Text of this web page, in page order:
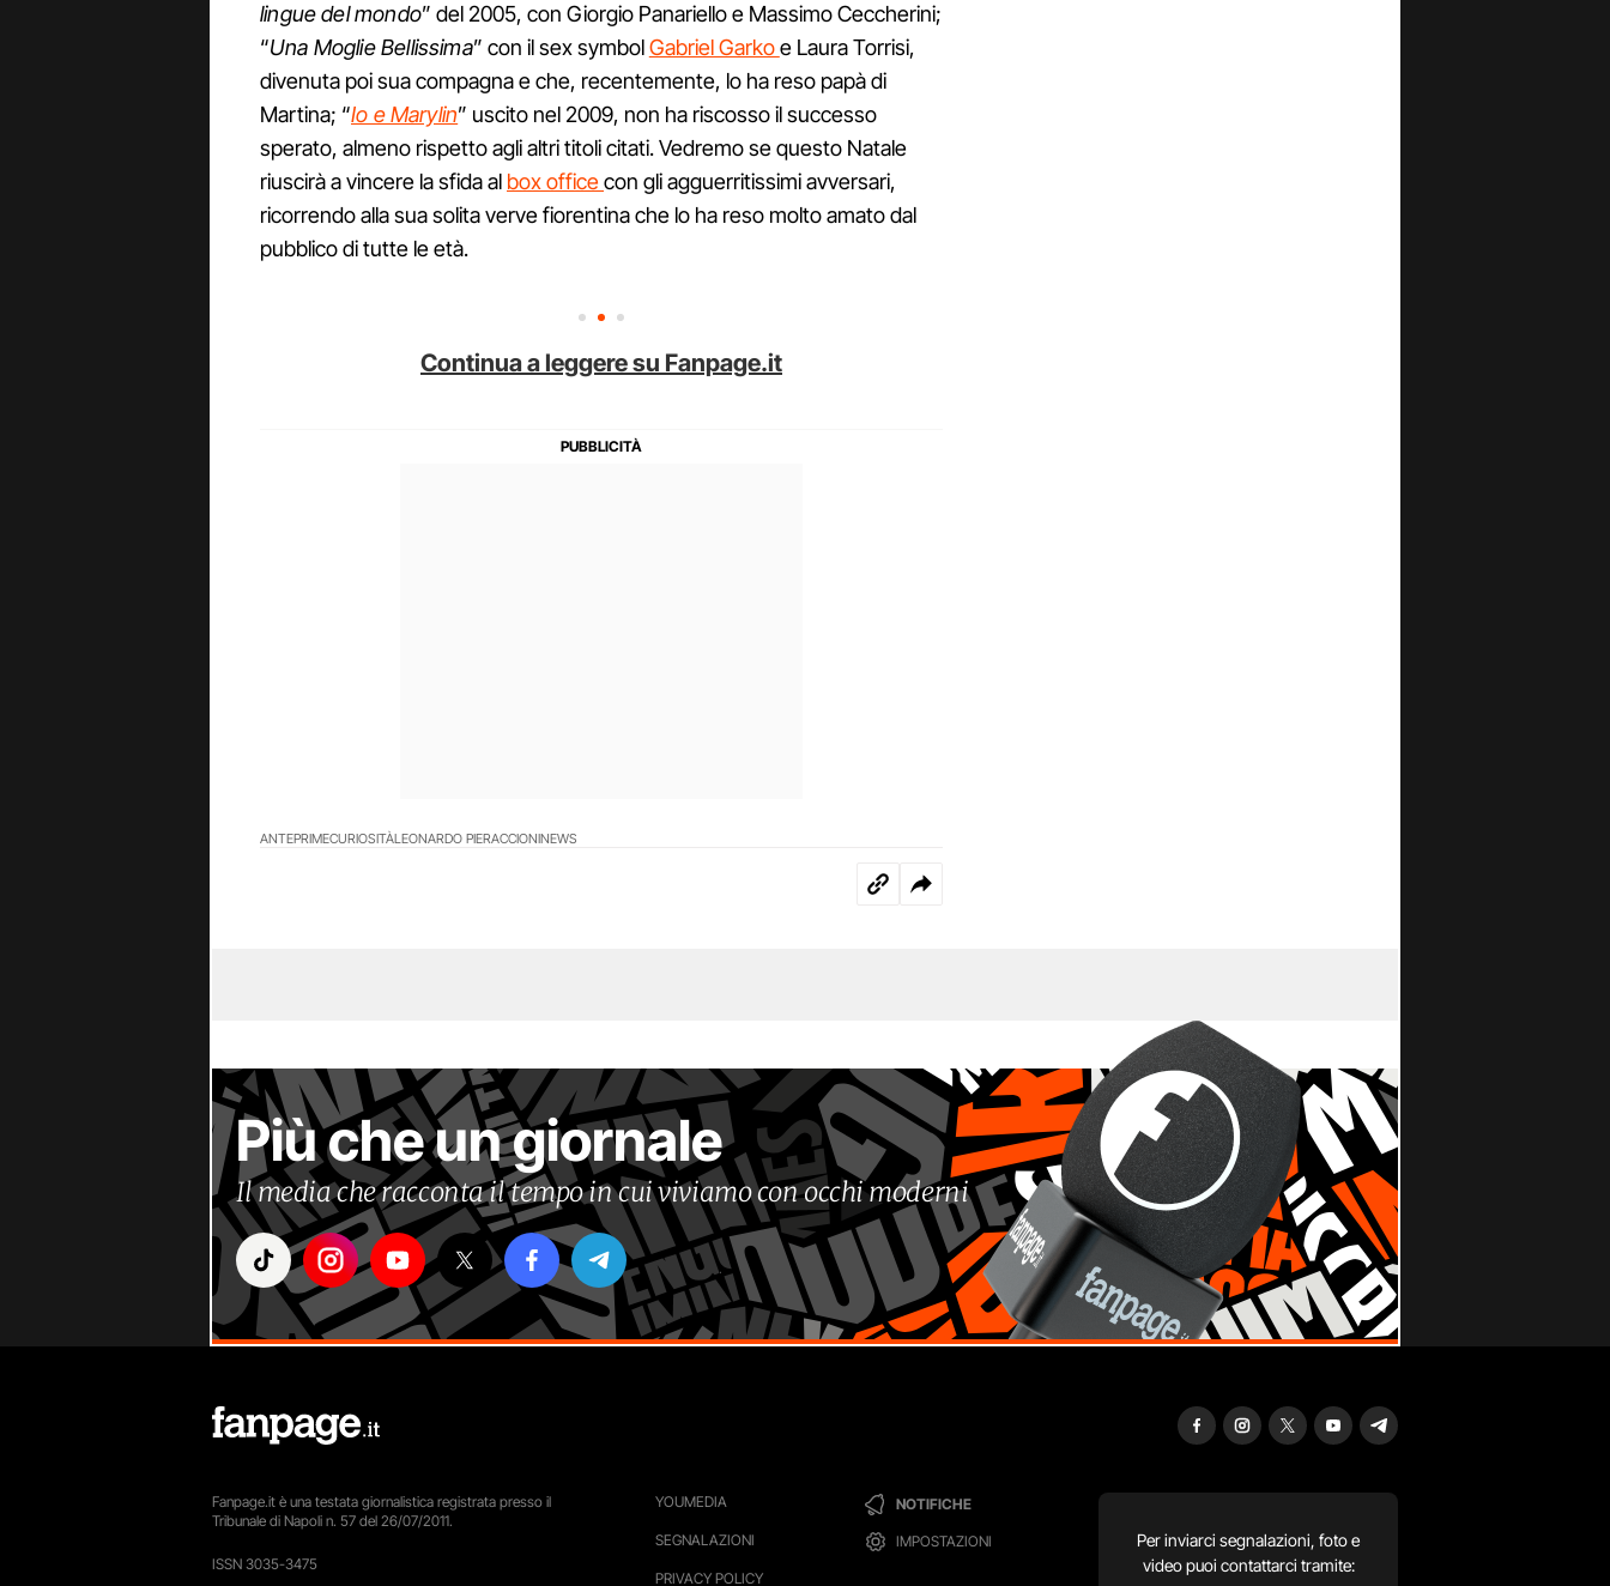
lingue del mondo” del 2005, con Giorgio Panariello e Massimo Ceccherini;
“Una Moglie Bellissima” con il sex symbolGabriel Garkoe Laura Torrisi,
divenuta poi sua compagna e che, recentemente, lo ha reso papà di
Martina; “Io e Marylin” uscito nel 2009, non ha riscosso il successo
sperato, almeno rispetto agli altri titoli citati. Vedremo se questo Natale
riuscirà a vincere la sfida al box officecon gli agguerritissimi avversari,
ricorrendo alla sua solita verve fiorentina che lo ha reso molto amato dal
pubblico di tutte le età.
Continua a leggere su Fanpage.it
ANTEPRIMECURIOSITÀLEONARDO PIERACCIONINEWS
Più che un giornale
Il media che racconta il tempo in cui viviamo con occhi moderni
YOUMEDIA
SEGNALAZIONI
PRIVACY POLICY
NOTIFICHE
IMPOSTAZIONI
Per inviarci segnalazioni, foto e
video puoi contattarci tramite:
Fanpage.it è una testata giornalistica registrata presso il
Tribunale di Napoli n. 57 del 26/07/2011.
ISSN 3035-3475